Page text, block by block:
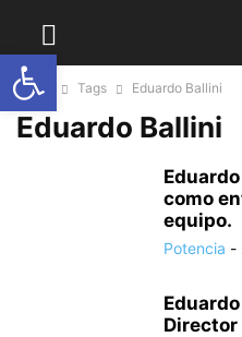
Abrir barra de herramientas
Home Tags Eduardo Ballini
Eduardo Ballini
como
equipo.
Potencia -
Director